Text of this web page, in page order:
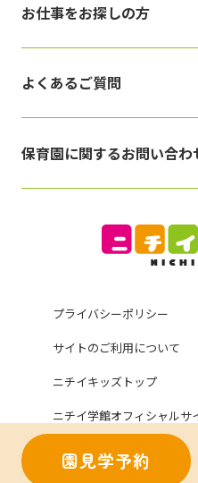
園見学予約
プライバシーポリシー
サイトのご利用について
ニチイキッズトップ
ニチイ学館オフィシャルサ
Copyright (C) Nichii
お仕事をお探しの方
よくあるご質問
保育園に関するお問い合わ